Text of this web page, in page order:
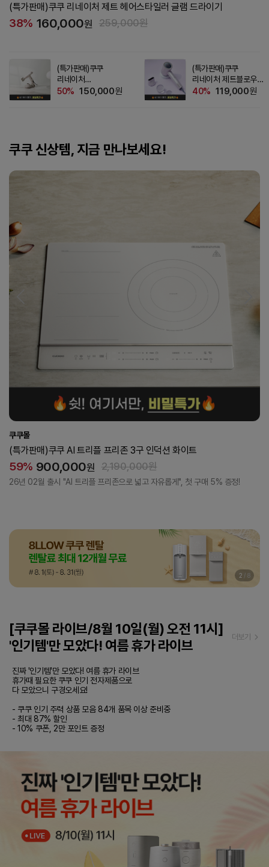
(특가판매)쿠쿠 리네이처 제트 헤어스타일러 글램 드라이기
38% 160,000원 259,000원
(특가판매)쿠쿠
리네이처
제트블로우S2
50% 150,000원
(특가판매)쿠쿠
리네이처 제트블로우
헤어드라이어 음이온
40% 119,000원
쿠쿠 신상템, 지금 만나보세요!
쿠쿠몰
(특가판매)쿠쿠 전자동 커피머신 더크레마 라떼 밀크 스팀
40% 450,000원 749,000원
26년 02월 출시 "원두부터 라떼까지 한 번에 전자동", 첫 구매 5% 증정!
3 / 8
[쿠쿠몰 라이브/8월 10일(월) 오전 11시]
'인기템'만 모았다! 여름 휴가 라이브
더보기
진짜 '인기템'만 모았다! 여름 휴가 라이브
휴가때 필요한 쿠쿠 인기 전자제품으로
다 모았으니 구경오세요!
- 쿠쿠 인기 주력 상품 모음 84개 품목 이상 준비중
- 최대 87% 할인
- 10% 쿠폰, 2만 포인트 증정